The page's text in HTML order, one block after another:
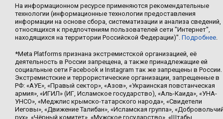
На информационном ресурсе применяются рекомендательные
технологии (информационные технологии предоставления
информации на основе сбора, систематизации и анализа сведений,
относящихся к предпочтениям пользователей сети "Интернет",
находящихся на территории Российской Федерации)". Подробнее.
*Meta Platforms признана экстремистской организацией, её
деятельность в России запрещена, а также принадлежащие ей
социальные сети Facebook и Instagram так же запрещены в России.
Экстремистские и террористические организации, запрещенные в
РФ: «АУЕ», «Правый сектор», «Азов», «Украинская повстанческая
армия», «ИГИЛ» (ИГ, Исламское государство), «Аль-Каида», «УНА-
УНСО», «Меджлис крымско-татарского народа», «Свидетели
Иеговы», «Движение Талибан», «Исламская группа»,
рух», «Чёрный комитет», «Мужское государство», «Штабы